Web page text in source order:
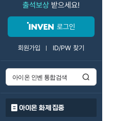
출석보상 받으세요!
로그인
회원가입 ID/PW 찾기
아이온 화제 집중